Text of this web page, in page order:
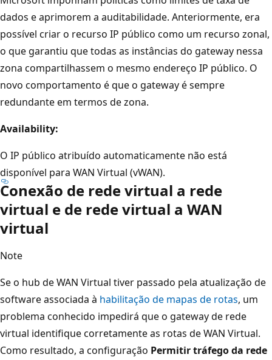
dados e aprimorem a auditabilidade. Anteriormente, era
possível criar o recurso IP público como um recurso zonal,
o que garantiu que todas as instâncias do gateway nessa
zona compartilhassem o mesmo endereço IP público. O
novo comportamento é que o gateway é sempre
redundante em termos de zona.
Availability:
O IP público atribuído automaticamente não está
disponível para WAN Virtual (vWAN).
Conexão de rede virtual a rede
virtual e de rede virtual a WAN
virtual
Note
Se o hub de WAN Virtual tiver passado pela atualização de
software associada à habilitação de mapas de rotas, um
problema conhecido impedirá que o gateway de rede
virtual identifique corretamente as rotas de WAN Virtual.
Como resultado, a configuração Permitir tráfego da rede